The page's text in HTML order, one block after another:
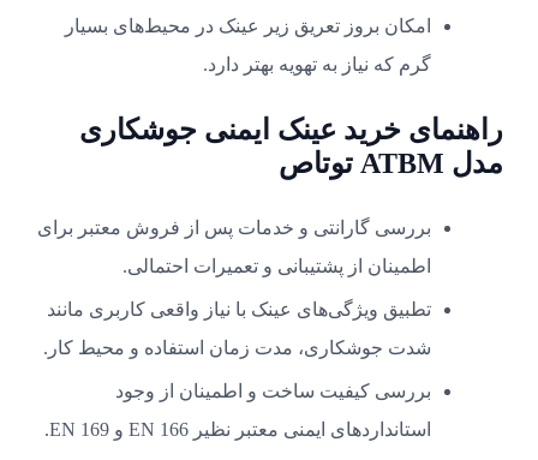
امکان بروز تعریق زیر عینک در محیط‌های بسیار
گرم که نیاز به تهویه بهتر دارد.
راهنمای خرید عینک ایمنی جوشکاری
مدل ATBM توتاص
بررسی گارانتی و خدمات پس از فروش معتبر برای
اطمینان از پشتیبانی و تعمیرات احتمالی.
تطبیق ویژگی‌های عینک با نیاز واقعی کاربری مانند
شدت جوشکاری، مدت زمان استفاده و محیط کار.
بررسی کیفیت ساخت و اطمینان از وجود
استانداردهای ایمنی معتبر نظیر EN 166 و EN 169.